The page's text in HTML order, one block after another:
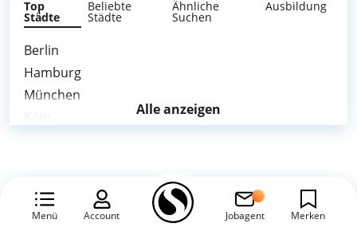
Menü Account Jobagent Merken
Top
Städte
Beliebte
Städte
Ähnliche
Suchen
Ausbildung
Berlin
Hamburg
München
Leipzig
Alle anzeigen